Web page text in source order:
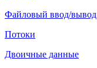
Файловый ввод/вывод
Потоки
Двоичные данные